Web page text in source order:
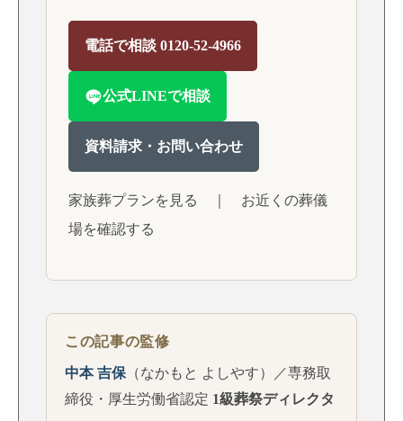
電話で相談 0120-52-4966
公式LINEで相談
資料請求・お問い合わせ
家族葬プランを見る
お近くの葬儀
場を確認する
この記事の監修
中本 吉保 （なかもと よしやす）／専務取
締役・厚生労働省認定 1級葬祭ディレクタ